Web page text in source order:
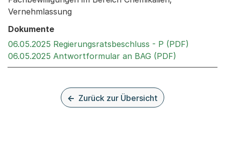
Vernehmlassung
Dokumente
06.05.2025 Regierungsratsbeschluss - P (PDF)
06.05.2025 Antwortformular an BAG (PDF)
Zurück zur Übersicht